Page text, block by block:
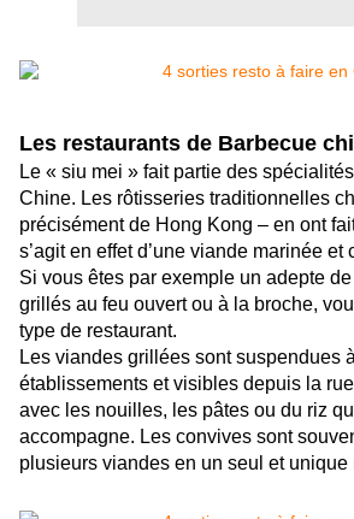
Les restaurants de Barbecue
Le « siu mei » fait partie des
Chine. Les rôtisseries traditionnelles
précisément de Hong Kong – en ont
s’agit en effet d’une viande marinée et
Si vous êtes par exemple un adepte de
grillés au feu ouvert ou à la broche,
type de restaurant.
Les viandes grillées sont suspendues
établissements et visibles depuis la
avec les nouilles, les pâtes ou du riz
accompagne. Les convives sont
plusieurs viandes en un seul et unique